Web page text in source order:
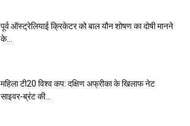
पूर्व ऑस्ट्रेलियाई क्रिकेटर को बाल यौन शोषण का दोषी मानने
के...
महिला टी20 विश्व कप: दक्षिण अफ्रीका के खिलाफ नेट
साइवर-ब्रंट की...